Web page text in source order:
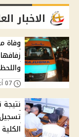
الاخبار
وفاة